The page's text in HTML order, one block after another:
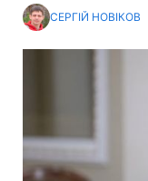
СЕРГІЙ НОВІКОВ